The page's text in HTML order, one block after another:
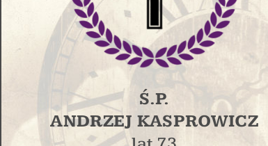
Ś.P.
ANDRZEJ KASPROWICZ